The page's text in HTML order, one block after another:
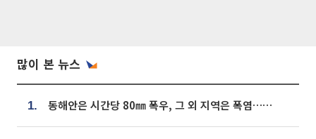
많이 본 뉴스
1. 동해안은 시간당 80㎜ 폭우, 그 외 지역은 폭염…‘극과 극 날씨’